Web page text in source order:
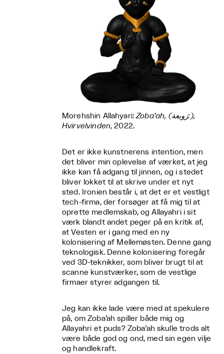
Morehshin Allahyari:Zoba’ah, (زوبعة:),
Hvirvelvinden, 2022.
Det er ikke kunstnerens intention, men
det bliver min oplevelse af værket, at jeg
ikke kan få adgang til jinnen, og i stedet
bliver lokket til at skrive under et nyt
sted. Ironien består i, at det er et vestligt
tech-firma, der forsøger at få mig til at
oprette medlemskab, og Allayahri i sit
værk blandt andet peger på en kritik af,
at Vesten er i gang med en ny
kolonisering af Mellemøsten. Denne gang
teknologisk. Denne kolonisering foregår
ved 3D-teknikker, som bliver brugt til at
scanne kunstværker, som de vestlige
firmaer styrer adgangen til.
Jeg kan ikke lade være med at spekulere
på, om Zoba’ah spiller både mig og
Allayahri et puds? Zoba’ah skulle trods alt
være både god og ond, med sin egen vilje
og handlekraft.